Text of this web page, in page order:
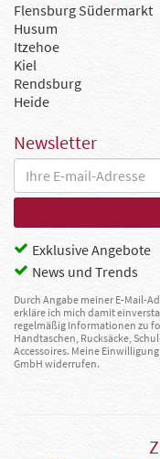
Flensburg Südermarkt
Husum
Itzehoe
Kiel
Rendsburg
Heide
Newsletter
Exklusive Angebote
News und Trends
Durch Angabe meiner E-Mail-
erkläre ich mich damit
regelmäßig Informationen zu
Handtaschen, Rucksäcke,
Accessoires. Meine
GmbH widerrufen.